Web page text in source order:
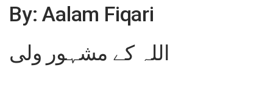
By: Aalam Fiqari
اللہ کے مشہور ولی